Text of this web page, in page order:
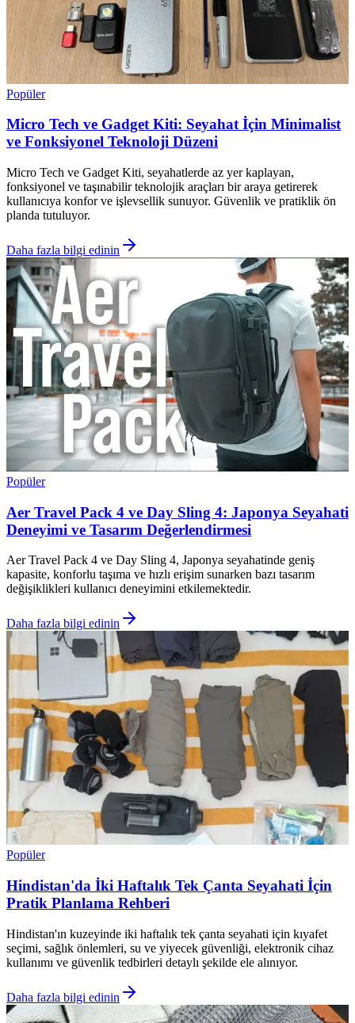
Popüler
Micro Tech ve Gadget Kiti: Seyahat İçin Minimalist
ve Fonksiyonel Teknoloji Düzeni
Micro Tech ve Gadget Kiti, seyahatlerde az yer kaplayan,
fonksiyonel ve taşınabilir teknolojik araçları bir araya getirerek
kullanıcıya konfor ve işlevsellik sunuyor. Güvenlik ve pratiklik ön
planda tutuluyor.
Daha fazla bilgi edinin
Popüler
Aer Travel Pack 4 ve Day Sling 4: Japonya Seyahati
Deneyimi ve Tasarım Değerlendirmesi
Aer Travel Pack 4 ve Day Sling 4, Japonya seyahatinde geniş
kapasite, konforlu taşıma ve hızlı erişim sunarken bazı tasarım
değişiklikleri kullanıcı deneyimini etkilemektedir.
Daha fazla bilgi edinin
Popüler
Hindistan'da İki Haftalık Tek Çanta Seyahati İçin
Pratik Planlama Rehberi
Hindistan'ın kuzeyinde iki haftalık tek çanta seyahati için kıyafet
seçimi, sağlık önlemleri, su ve yiyecek güvenliği, elektronik cihaz
kullanımı ve güvenlik tedbirleri detaylı şekilde ele alınıyor.
Daha fazla bilgi edinin